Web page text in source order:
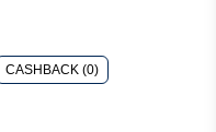
CASHBACK (0)